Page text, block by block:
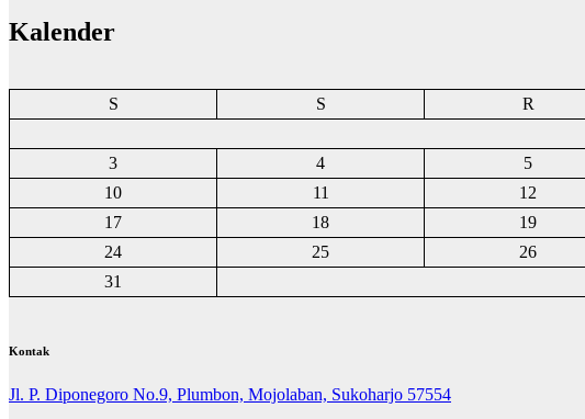
Kalender
S
S R
3
4 5
10
11 12
17
18 19
24
25 26
31
Kontak
Jl. P. Diponegoro No.9, Plumbon, Mojolaban, Sukoharjo 57554